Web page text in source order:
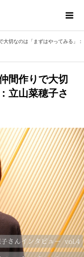
大切なのは「まずはやってみる」：
間作りで大切
立山菜穂子さ